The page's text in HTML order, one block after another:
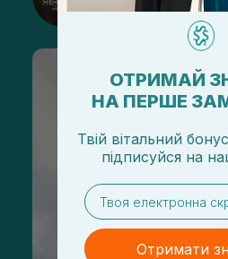
Підписатися
ОТРИМАЙ
НА ПЕРШЕ
Твій вітальний
підписуйся на
email
Отримати